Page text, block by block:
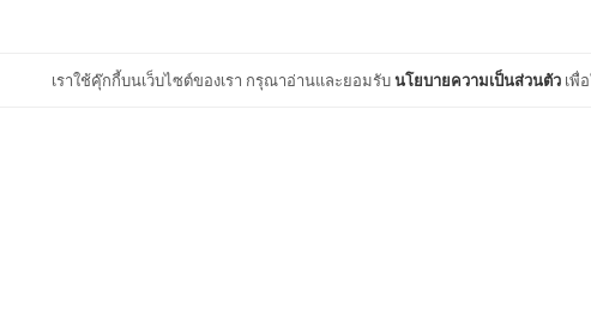
เราใช้คุ๊กกี้บนเว็บไซต์ของเรา กรุณาอ่านและยอมรับนโยบายความเป็นส่วนตัว เพื่